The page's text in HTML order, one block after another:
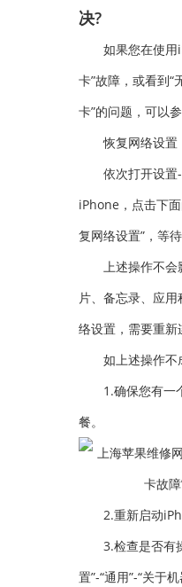
决?
如果您在使用
卡”故障，或看到“
卡”的问题，可以
恢复网络设置
依次打开设置-
iPhone，点击下面
复网络设置”，等
上述操作不会
片、备忘录、应
络设置，需要重新
如上述操作不
1.确保您有一
餐。
2.重新启动
3.检查是否有
置”-“通用”-“关于